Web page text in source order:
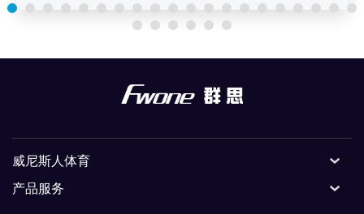
威尼斯人体育
产品服务